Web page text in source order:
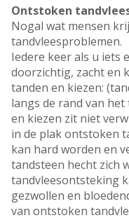
Ontstoken
Nogal wat mensen
tandvleesproblemen.
Iedere keer als u iets
doorzichtig, zacht en
tanden en kiezen:
langs de rand van
en kiezen zit niet
in de plak ontstoken
kan hard worden en
tandsteen hecht zich
tandvleesontsteking
gezwollen en
van ontstoken